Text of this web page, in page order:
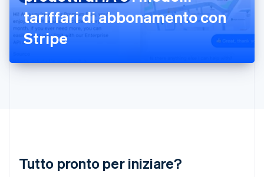
tariffari di abbonamento con
Stripe
Tutto pronto per iniziare?
English
Italia
ItalianoEnglish
Lettonia
English
Liechtenstein
Malta
English